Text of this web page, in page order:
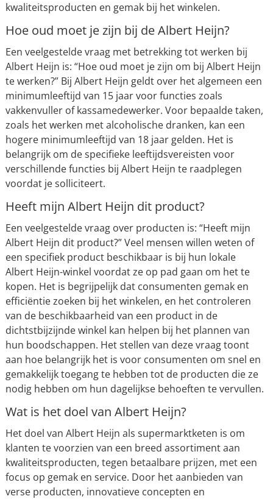
kwaliteitsproducten en gemak bij het winkelen.
Hoe oud moet je zijn bij de Albert Heijn?
Een veelgestelde vraag met betrekking tot werken bij
Albert Heijn is: “Hoe oud moet je zijn om bij Albert Heijn
te werken?” Bij Albert Heijn geldt over het algemeen een
minimumleeftijd van 15 jaar voor functies zoals
vakkenvuller of kassamedewerker. Voor bepaalde taken,
zoals het werken met alcoholische dranken, kan een
hogere minimumleeftijd van 18 jaar gelden. Het is
belangrijk om de specifieke leeftijdsvereisten voor
verschillende functies bij Albert Heijn te raadplegen
voordat je solliciteert.
Heeft mijn Albert Heijn dit product?
Een veelgestelde vraag over producten is: “Heeft mijn
Albert Heijn dit product?” Veel mensen willen weten of
een specifiek product beschikbaar is bij hun lokale
Albert Heijn-winkel voordat ze op pad gaan om het te
kopen. Het is begrijpelijk dat consumenten gemak en
efficiëntie zoeken bij het winkelen, en het controleren
van de beschikbaarheid van een product in de
dichtstbijzijnde winkel kan helpen bij het plannen van
hun boodschappen. Het stellen van deze vraag toont
aan hoe belangrijk het is voor consumenten om snel en
gemakkelijk toegang te hebben tot de producten die ze
nodig hebben om hun dagelijkse behoeften te vervullen.
Wat is het doel van Albert Heijn?
Het doel van Albert Heijn als supermarktketen is om
klanten te voorzien van een breed assortiment aan
kwaliteitsproducten, tegen betaalbare prijzen, met een
focus op gemak en service. Door het aanbieden van
verse producten, innovatieve concepten en